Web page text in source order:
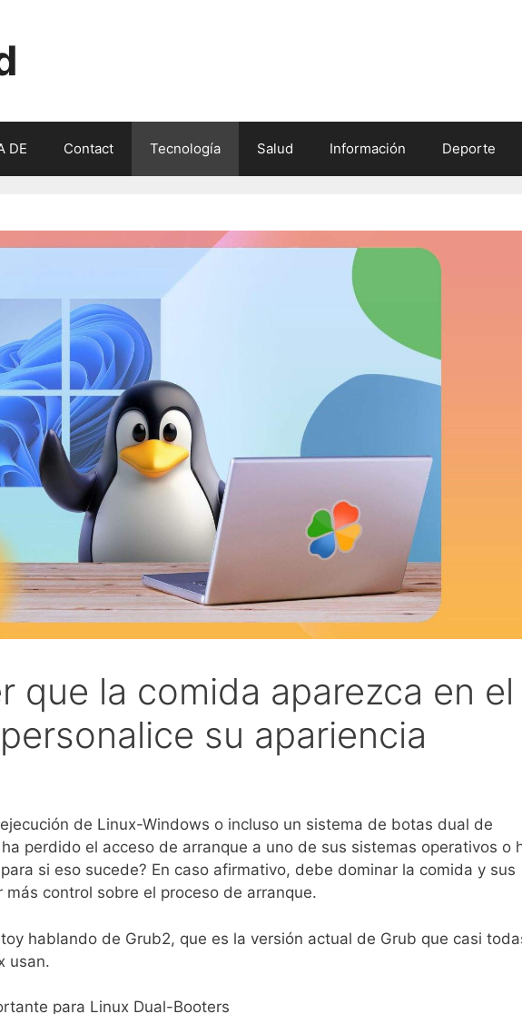
DE Contact Tecnología Salud Información Deporte
que la comida aparezca en el
su apariencia
de Linux-Windows o incluso un sistema de botas dual de
perdido el acceso de arranque a uno de sus sistemas operativos o
si eso sucede? En caso afirmativo, debe dominar la comida y sus
control sobre el proceso de arranque.
hablando de Grub2, que es la versión actual de Grub que casi
usan.
para Linux Dual-Booters